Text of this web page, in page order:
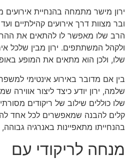
ירון מישר מתמחה בהנחיית אירועים
ובר מצוות דרך אירועים קהילתיים
הרב שלו מאפשר לו להתאים את
ולקהל המשתתפים. ירון מבין שלכל
שלו, ולכן הוא מתאים את המופע
בין אם מדובר באירוע אינטימי
שלמה, ירון יודע כיצד ליצור
שלו כוללים שילוב של ריקודים
קלים להבנה שמאפשרים לכל אחד
בהנחייתו מתאפיינות באנרגיה
מנחה לריקודי עם